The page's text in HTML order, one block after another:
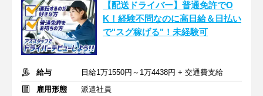
【配送ドライバー】普通免許でO
K！経験不問なのに高日給＆日払い
で"スグ稼げる"！未経験可
給与
日給1万1550円～1万4438円 + 交通費支給
雇用形態
派遣社員